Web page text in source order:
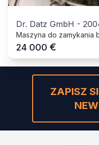
Dr. Datz GmbH -
Maszyna do zamykania
24 000 €
ZAPISZ